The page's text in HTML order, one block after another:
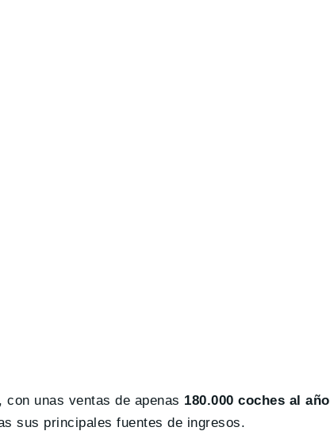
unas ventas de apenas 180.000 coches al año
sus principales fuentes de ingresos.